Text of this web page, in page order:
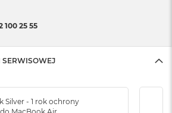
100 25 55
Silver - 1 rok ochrony